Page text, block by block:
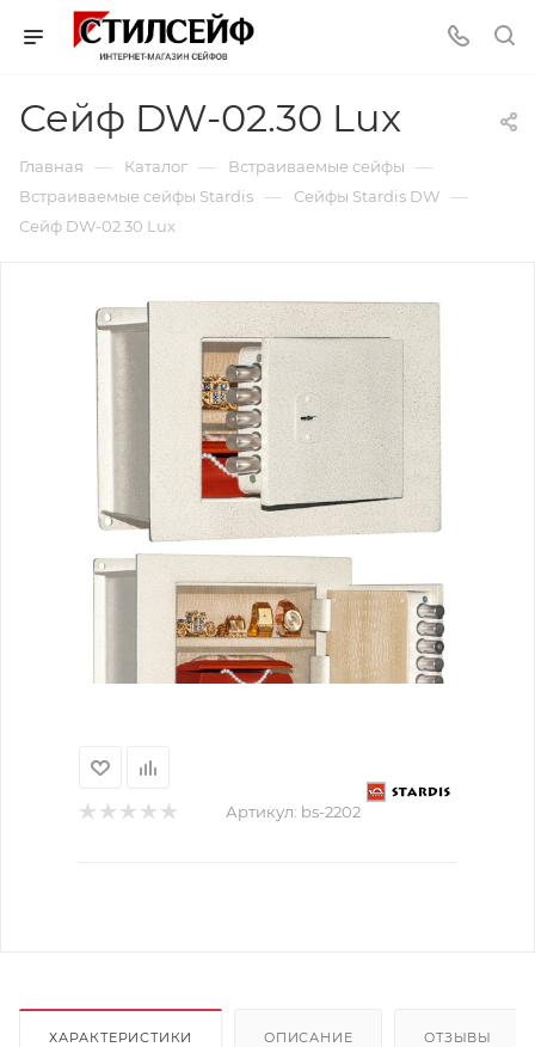
Сейф DW-02.30 Lux
Главная — Каталог — Встраиваемые сейфы —
Встраиваемые сейфы Stardis — Сейфы Stardis DW —
Сейф DW-02.30 Lux
Артикул: bs-2202
ХАРАКТЕРИСТИКИ ОПИСАНИЕ ОТЗЫВЫ